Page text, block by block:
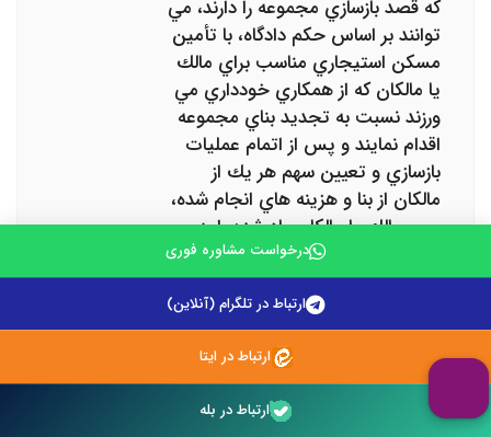
‌كه قصد بازسازي مجموعه را دارند، مي‌
توانند بر اساس حكم دادگاه، با تأمين
مسكن استيجاري مناسب براي مالك
يا مالكان كه از همكاري خودداري ‌مي‌
ورزند نسبت به تجديد بناي مجموعه
اقدام نمايند و پس از اتمام عمليات
بازسازي و تعيين سهم هر يك از
مالكان از بنا و هزينه ‌هاي انجام شده،
سهم‌ مالك يا مالكان ياد شده را به
اضافه اجوري كه براي مسكن اجاري
ايشان پرداخت شده ‌است از اموال
آنها از جمله همان واحد استيفا كنند.
در صورت ‌عدم توافق در انتخاب
كارشناسان، وزارت مسكن و شهرسازي
با درخواست مدير يا هيأت مديره
اقدام به انتخاب كارشناسان ياد شده
درخواست مشاوره فوری
ارتباط در تلگرام (آنلاین)
ارتباط در ایتا
ارتباط در بله